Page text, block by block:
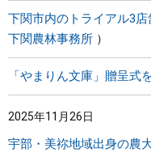
下関市内のトライアル3
下関農林事務所
「やまりん文庫」贈呈式
2025年11月26日
宇部・美祢地域出身の農